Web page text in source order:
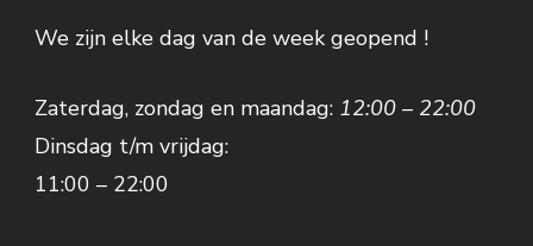
We zijn elke dag van de week geopend !
Zaterdag, zondag en maandag: 12:00 – 22:00
Dinsdag t/m vrijdag:
11:00 – 22:00